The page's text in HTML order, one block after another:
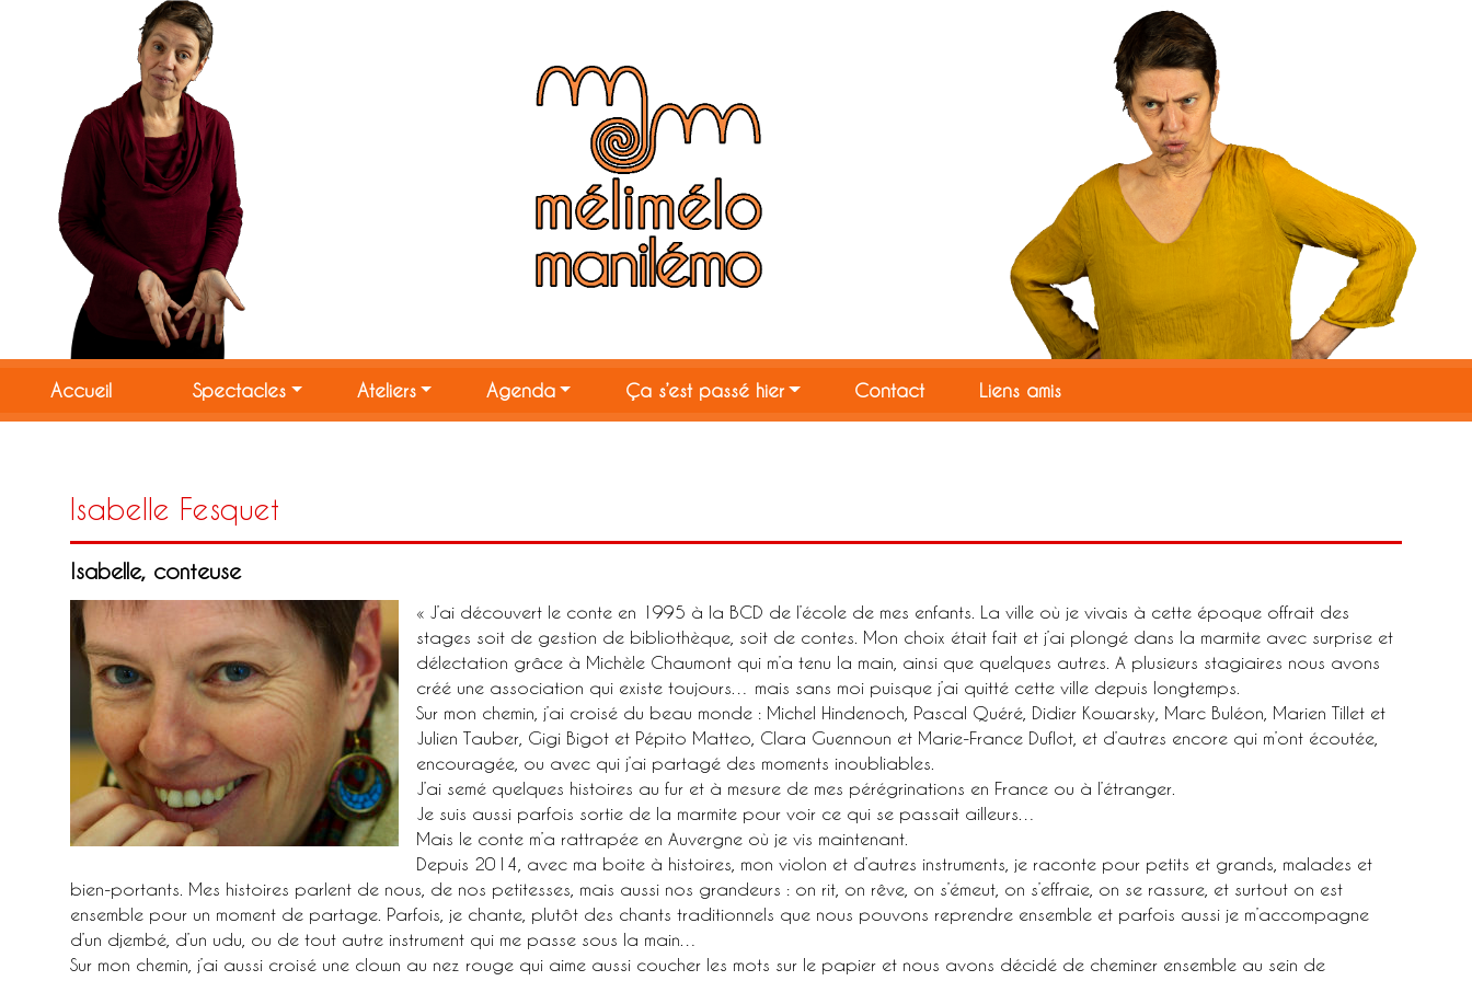
Accueil Spectacles Ateliers Agenda Ça s’est passé hier Contact Liens amis
Isabelle Fesquet
Isabelle, conteuse
« J’ai découvert le conte en 1995 à la BCD de l’école de mes enfants. La ville où je vivais à cette époque offrait des
stages soit de gestion de bibliothèque, soit de contes. Mon choix était fait et j’ai plongé dans la marmite avec surprise et
délectation grâce à Michèle Chaumont qui m’a tenu la main, ainsi que quelques autres. A plusieurs stagiaires nous avons
créé une association qui existe toujours… mais sans moi puisque j’ai quitté cette ville depuis longtemps.
Sur mon chemin, j’ai croisé du beau monde : Michel Hindenoch, Pascal Quéré, Didier Kowarsky, Marc Buléon, Marien Tillet et
Julien Tauber, Gigi Bigot et Pépito Matteo, Clara Guennoun et Marie-France Duflot, et d’autres encore qui m’ont écoutée,
encouragée, ou avec qui j’ai partagé des moments inoubliables.
J’ai semé quelques histoires au fur et à mesure de mes pérégrinations en France ou à l’étranger.
Je suis aussi parfois sortie de la marmite pour voir ce qui se passait ailleurs…
Mais le conte m’a rattrapée en Auvergne où je vis maintenant.
Depuis 2014, avec ma boite à histoires, mon violon et d’autres instruments, je raconte pour petits et grands, malades et
bien-portants. Mes histoires parlent de nous, de nos petitesses, mais aussi nos grandeurs : on rit, on rêve, on s’émeut, on s’effraie, on se rassure, et surtout on est
ensemble pour un moment de partage. Parfois, je chante, plutôt des chants traditionnels que nous pouvons reprendre ensemble et parfois aussi je m’accompagne
d’un djembé, d’un udu, ou de tout autre instrument qui me passe sous la main…
Sur mon chemin, j’ai aussi croisé une clown au nez rouge qui aime aussi coucher les mots sur le papier et nous avons décidé de cheminer ensemble au sein de